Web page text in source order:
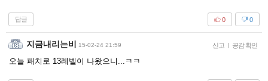
답글 0
0
지금내리는비 15-02-24 21:59 신고 | 공감 확인
오늘 패치로 13레벨이 나왔으니...ㅋㅋ